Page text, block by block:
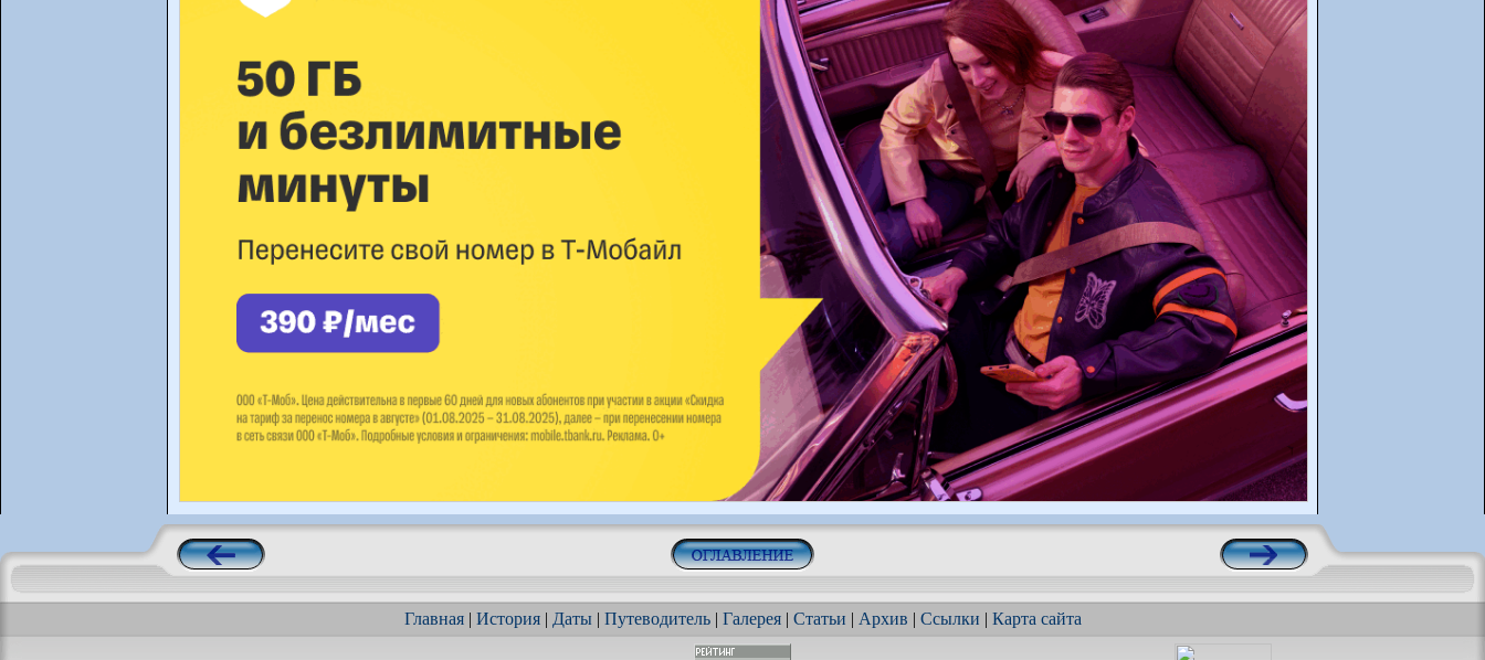
Главная| История| Даты| Путеводитель| Галерея| Статьи | Архив | Ссылки | Карта сайта